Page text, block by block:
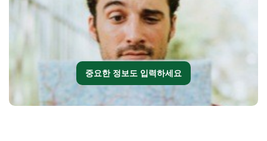
중요한 정보도 입력하세요